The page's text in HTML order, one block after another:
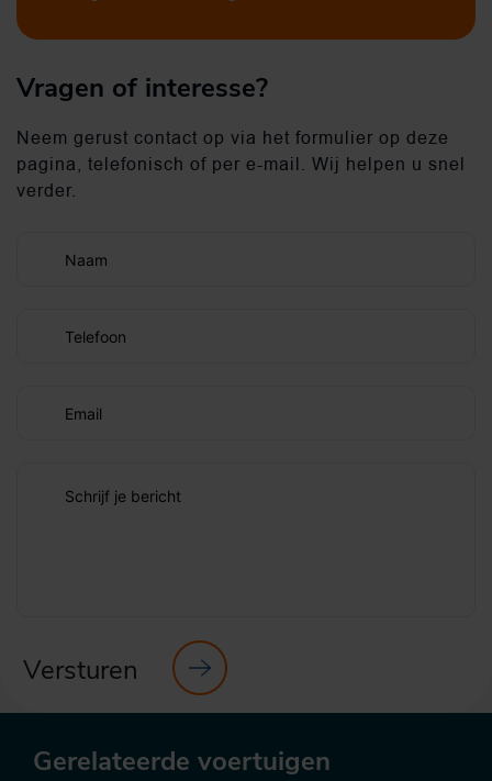
Vragen of interesse?
Neem gerust contact op via het formulier op deze
pagina, telefonisch of per e-mail. Wij helpen u snel
verder.
Naam
Telefoon
Email
Schrijf je bericht
Versturen
Gerelateerde voertuigen